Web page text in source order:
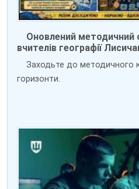
Оновлений методичний
вчителів географії
Заходьте до методичного
горизонти.